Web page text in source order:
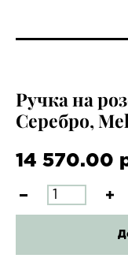
Ручка на
Серебро,
14 570.00